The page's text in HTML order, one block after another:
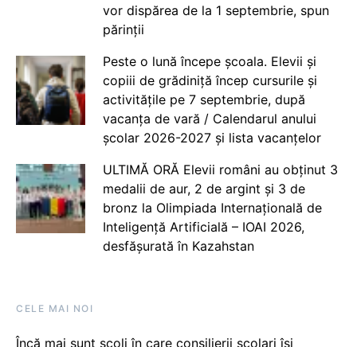
vor dispărea de la 1 septembrie, spun
părinții
Peste o lună începe școala. Elevii și
copiii de grădiniță încep cursurile și
activitățile pe 7 septembrie, după
vacanța de vară / Calendarul anului
școlar 2026-2027 și lista vacanțelor
ULTIMĂ ORĂ Elevii români au obținut 3
medalii de aur, 2 de argint și 3 de
bronz la Olimpiada Internațională de
Inteligență Artificială – IOAI 2026,
desfășurată în Kazahstan
CELE MAI NOI
Încă mai sunt școli în care consilierii școlari își